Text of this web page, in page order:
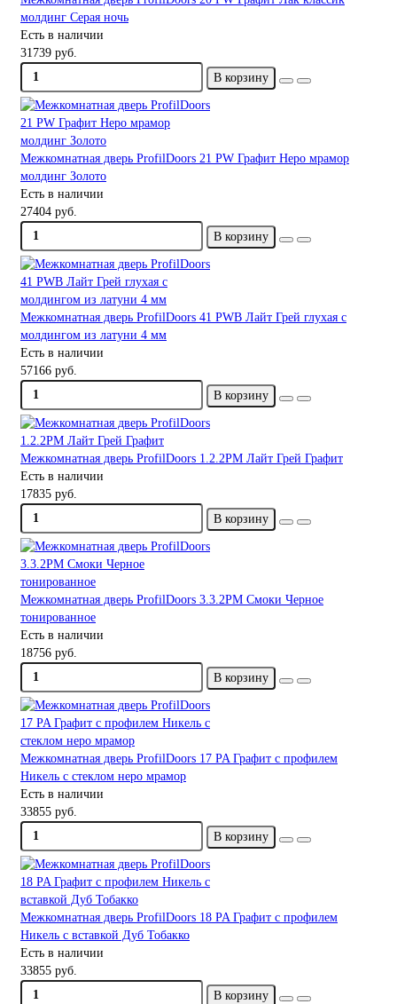
молдинг Серая ночь
Есть в наличии
31739 руб.
В корзину
Межкомнатная дверь ProfilDoors 21 PW Графит Неро мрамор
молдинг Золото
Есть в наличии
27404 руб.
В корзину
Межкомнатная дверь ProfilDoors 41 PWB Лайт Грей глухая с
молдингом из латуни 4 мм
Есть в наличии
57166 руб.
В корзину
Межкомнатная дверь ProfilDoors 1.2.2PM Лайт Грей Графит
Есть в наличии
17835 руб.
В корзину
Межкомнатная дверь ProfilDoors 3.3.2PM Смоки Черное
тонированное
Есть в наличии
18756 руб.
В корзину
Межкомнатная дверь ProfilDoors 17 PA Графит с профилем
Никель с стеклом неро мрамор
Есть в наличии
33855 руб.
В корзину
Межкомнатная дверь ProfilDoors 18 PA Графит с профилем
Никель с вставкой Дуб Тобакко
Есть в наличии
33855 руб.
В корзину